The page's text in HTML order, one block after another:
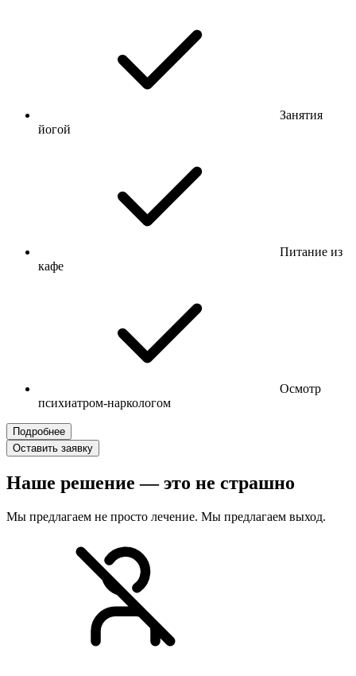
Занятия
йогой
Питание из
кафе
Осмотр
психиатром-наркологом
Подробнее
Оставить заявку
Наше решение — это не страшно
Мы предлагаем не просто лечение. Мы предлагаем выход.